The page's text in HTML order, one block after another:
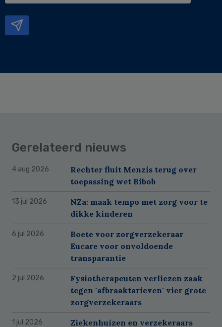
Gerelateerd nieuws
4 aug 2026
Rechter fluit Menzis terug over
toepassing wet Bibob
13 jul 2026
NZa: maak tempo met zorg voor te
dikke kinderen
6 jul 2026
Boete voor zorgverzekeraar
Eucare voor onvoldoende
transparantie
2 jul 2026
Fysiotherapeuten verliezen zaak
tegen 'afbraaktarieven' vier grote
zorgverzekeraars
1 jul 2026
Ziekenhuizen en verzekeraars